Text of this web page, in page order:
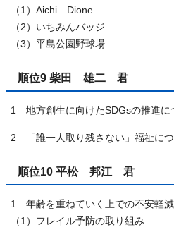
（1）Aichi Dione
（2）いちみんバッジ
（3）平島公園野球場
順位9 柴田 雄二 君
1 地方創生に向けたSDGsの推進に
2 「誰一人取り残さない」福祉に
順位10 平松 邦江 君
1 年齢を重ねていく上での不安軽
（1）フレイル予防の取り組み